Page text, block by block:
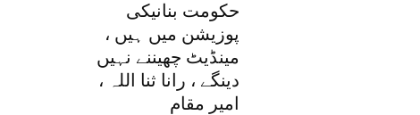
حکومت بنانیکی
پوزیشن میں ہیں ،
مینڈیٹ چھیننے نہیں
دینگے ، رانا ثنا اللہ ،
امیر مقام